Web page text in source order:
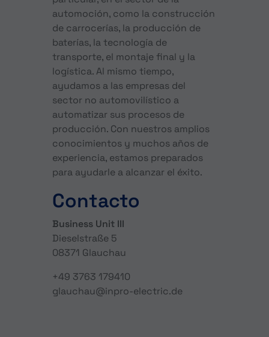
automoción, como la construcción
de carrocerías, la producción de
baterías, la tecnología de
transporte, el montaje final y la
logística. Al mismo tiempo,
ayudamos a las empresas del
sector no automovilístico a
automatizar sus procesos de
producción. Con nuestros amplios
conocimientos y muchos años de
experiencia, estamos preparados
para ayudarle a alcanzar el éxito.
Contacto
Business Unit III
Dieselstraße 5
08371 Glauchau
+49 3763 179410
glauchau@inpro-electric.de